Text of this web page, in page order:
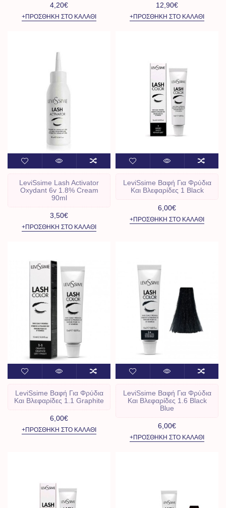
4,20€
+ΠΡΟΣΘΉΚΗ ΣΤΟ ΚΑΛΆΘΙ
12,90€
+ΠΡΟΣΘΉΚΗ ΣΤΟ ΚΑΛΆΘΙ
LeviSsime Lash Activator
Oxydant 6v 1.8% Cream
90ml
3,50€
+ΠΡΟΣΘΉΚΗ ΣΤΟ ΚΑΛΆΘΙ
LeviSsime Βαφή Για Φρύδια
Και Βλεφαρίδες 1 Black
6,00€
+ΠΡΟΣΘΉΚΗ ΣΤΟ ΚΑΛΆΘΙ
LeviSsime Βαφή Για Φρύδια
Και Βλεφαρίδες 1.1 Graphite
6,00€
+ΠΡΟΣΘΉΚΗ ΣΤΟ ΚΑΛΆΘΙ
LeviSsime Βαφή Για Φρύδια
Και Βλεφαρίδες 1.6 Black
Blue
6,00€
+ΠΡΟΣΘΉΚΗ ΣΤΟ ΚΑΛΆΘΙ